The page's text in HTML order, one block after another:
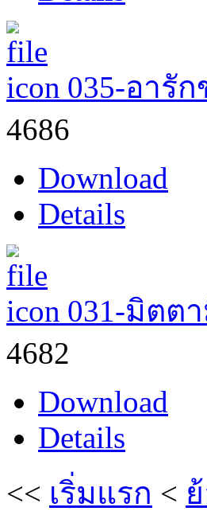
035-อารั
4686
Download
Details
031-มิตต
4682
Download
Details
<< เริ่มแรก <